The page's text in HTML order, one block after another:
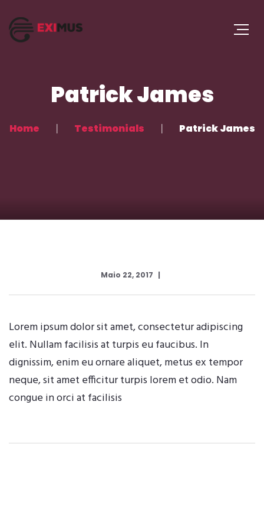
Patrick James
Home Testimonials Patrick James
Maio 22, 2017
Lorem ipsum dolor sit amet, consectetur adipiscing
elit. Nullam facilisis at turpis eu faucibus. In
dignissim, enim eu ornare aliquet, metus ex tempor
neque, sit amet efficitur turpis lorem et odio. Nam
congue in orci at facilisis